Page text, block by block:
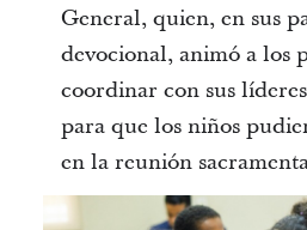
General, quien, en sus
devocional, animó a los
coordinar con sus
para que los niños
en la reunión